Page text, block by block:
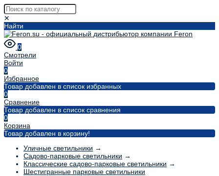
✕
Найти
0
Смотрели
Войти
0
Избранное
Товар добавлен в список избранных
0
Сравнение
Товар добавлен в список сравнения
0
Корзина
Товар добавлен в корзину!
Уличные светильники →
Садово-парковые светильники →
Классические садово-парковые светильники →
Шестигранные парковые светильники